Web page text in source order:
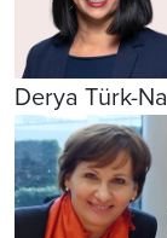
Derya Türk-